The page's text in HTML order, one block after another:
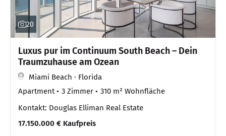
20
Luxus pur im Continuum South Beach – Dein
Traumzuhause am Ozean
Miami Beach · Florida
Apartment
3 Zimmer
310 m² Wohnfläche
Kontakt: Douglas Elliman Real Estate
17.150.000 € Kaufpreis